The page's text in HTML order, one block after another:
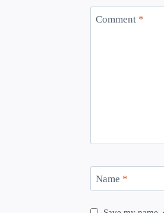
Comment *
Name *